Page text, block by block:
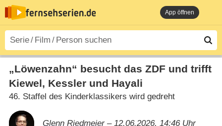
App öffnen
„Löwenzahn“ besucht das ZDF und trifft
Kiewel, Kessler und Hayali
46. Staffel des Kinderklassikers wird gedreht
Glenn Riedmeier– 12.06.2026, 14:46 Uhr